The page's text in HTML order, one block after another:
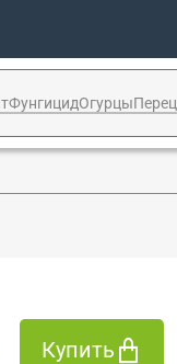
ФунгицидОгурцыПерец
Купить